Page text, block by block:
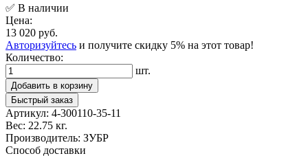
✅ В наличии
Цена:
13 020 руб.
Авторизуйтесь и получите скидку 5% на этот товар!
Количество:
шт.
Добавить в корзину
Быстрый заказ
Артикул: 4-300110-35-11
Вес: 22.75 кг.
Производитель: ЗУБР
Способ доставки